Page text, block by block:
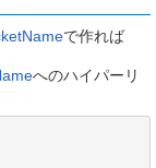
で作れば
へのハイパーリ